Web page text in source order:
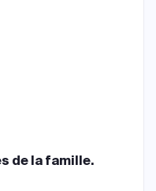
de la famille.